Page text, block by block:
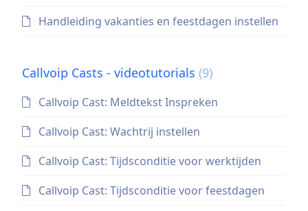
Handleiding vakanties en feestdagen instellen
Callvoip Casts - videotutorials (9)
Callvoip Cast: Meldtekst Inspreken
Callvoip Cast: Wachtrij instellen
Callvoip Cast: Tijdsconditie voor werktijden
Callvoip Cast: Tijdsconditie voor feestdagen